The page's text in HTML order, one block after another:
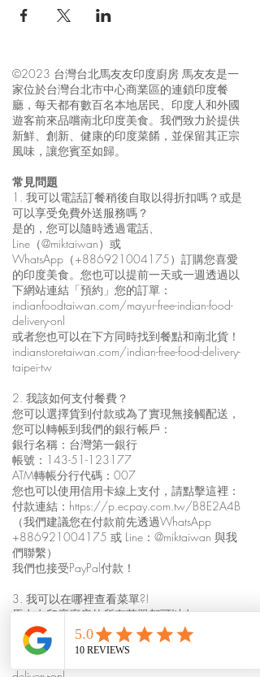
©2023 台灣台北馬友友印度廚房 馬友友是一
家位於台灣台北市中心商業區的連鎖印度餐
廳，每天都有數百名本地居民、印度人和外國
遊客前來品嚐南北印度美食。我們致力於提供
新鮮、創新、健康的印度菜餚，並保留其正宗
風味，讓您賓至如歸。
常見問題
1. 我可以電話訂餐稍後自取以得折扣嗎？或是
可以享受免費外送服務嗎？
是的，您可以隨時透過電話、
Line（@miktaiwan）或
WhatsApp（+886921004175）訂購您喜愛
的印度美食。您也可以提前一天或一週透過以
下網站連結「預約」您的訂單：
indianfoodtaiwan.com/mayur-free-indian-food-
delivery-onl
或者您也可以在下方同時找到餐點和南北貨！
indianstoretaiwan.com/indian-free-food-delivery-
taipei-tw
2. 我該如何支付餐費？
您可以選擇貨到付款或為了實現無接觸配送，
您可以轉帳到我們的銀行帳戶：
銀行名稱：台灣第一銀行
帳號：143-51-123177
ATM轉帳分行代碼：007
您也可以使用信用卡線上支付，請點擊這裡：
付款連結： https://p.ecpay.com.tw/B8E2A4B
（我們建議您在付款前先透過WhatsApp
+886921004175 或 Line：@miktaiwan 與我
們聯繫）
我們也接受PayPal付款！
3. 我可以在哪裡查看菜單?!
馬友友印度廚房的所有菜單都可以在
indianfoodtaiwan.com 上找到。
如需查看餐點外送菜單，請點此：
indianfoodtaiwan.com/mayur-free-indian-food-